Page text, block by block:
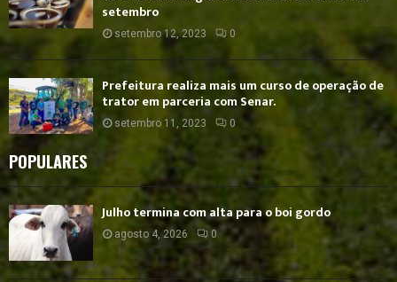
setembro
setembro 12, 2023 0
Prefeitura realiza mais um curso de operação de
trator em parceria com Senar.
setembro 11, 2023 0
POPULARES
Julho termina com alta para o boi gordo
agosto 4, 2026 0